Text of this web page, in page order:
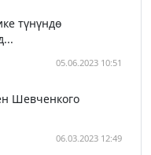
түнүндө
05.06.2023 10:51
Шевченкого
06.03.2023 12:49